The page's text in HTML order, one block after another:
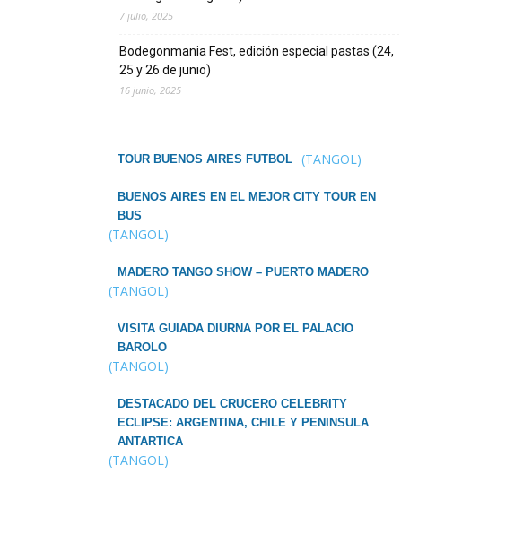
7 julio, 2025
Bodegonmania Fest, edición especial pastas (24,
25 y 26 de junio)
16 junio, 2025
TOUR BUENOS AIRES FUTBOL (TANGOL)
BUENOS AIRES EN EL MEJOR CITY TOUR EN
BUS
(TANGOL)
MADERO TANGO SHOW – PUERTO MADERO
(TANGOL)
VISITA GUIADA DIURNA POR EL PALACIO
BAROLO
(TANGOL)
DESTACADO DEL CRUCERO CELEBRITY
ECLIPSE: ARGENTINA, CHILE Y PENINSULA
ANTARTICA
(TANGOL)